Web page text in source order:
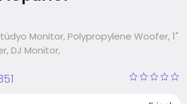
Monitor, Polypropylene Woofer, 1"
DJ Monitor,